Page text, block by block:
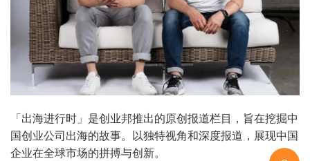
「出海进行时」是创业邦推出的原创报道栏目，旨在挖掘中
国创业公司出海的故事。以独特视角和深度报道，展现中国
企业在全球市场的拼搏与创新。